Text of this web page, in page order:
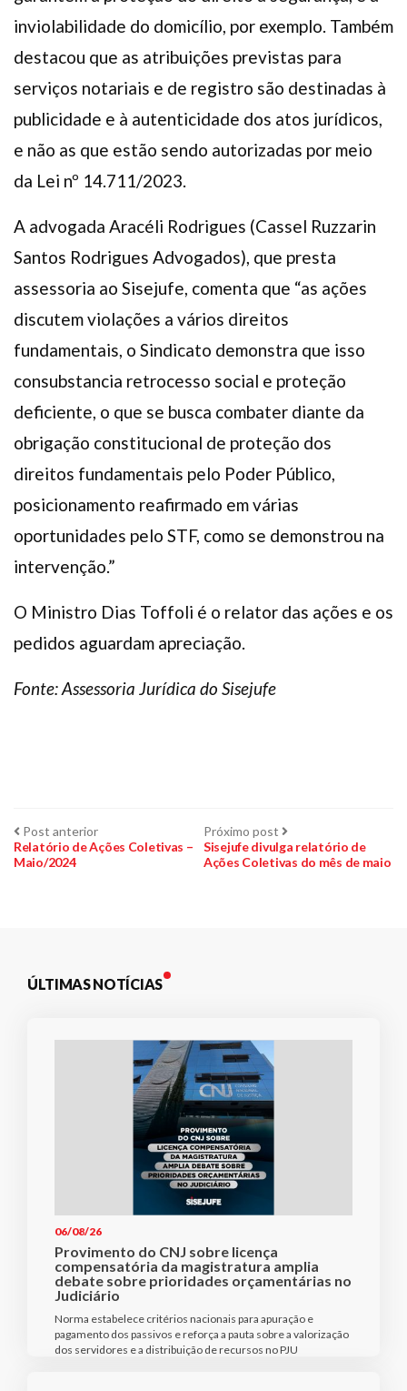
inviolabilidade do domicílio, por exemplo. Também
destacou que as atribuições previstas para
serviços notariais e de registro são destinadas à
publicidade e à autenticidade dos atos jurídicos,
e não as que estão sendo autorizadas por meio
da Lei nº 14.711/2023.
A advogada Aracéli Rodrigues (Cassel Ruzzarin
Santos Rodrigues Advogados), que presta
assessoria ao Sisejufe, comenta que “as ações
discutem violações a vários direitos
fundamentais, o Sindicato demonstra que isso
consubstancia retrocesso social e proteção
deficiente, o que se busca combater diante da
obrigação constitucional de proteção dos
direitos fundamentais pelo Poder Público,
posicionamento reafirmado em várias
oportunidades pelo STF, como se demonstrou na
intervenção.”
O Ministro Dias Toffoli é o relator das ações e os
pedidos aguardam apreciação.
Fonte: Assessoria Jurídica do Sisejufe
Navegação
de
Post anteriorPost
anterior:
Relatório de Ações Coletivas –
Maio/2024
Próximo post Próximo
post:
Sisejufe divulga relatório de
Ações Coletivas do mês de maio
ÚLTIMAS NOTÍCIAS
06/08/26
Provimento do CNJ sobre licença
compensatória da magistratura amplia
debate sobre prioridades orçamentárias no
Judiciário
Norma estabelece critérios nacionais para apuração e
pagamento dos passivos e reforça a pauta sobre a valorização
dos servidores e a distribuição de recursos no PJU